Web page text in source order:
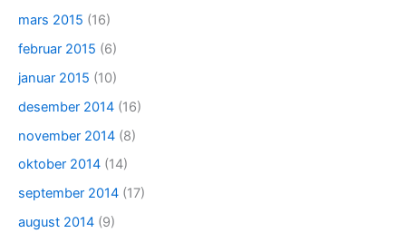
mars 2015 (16)
februar 2015 (6)
januar 2015 (10)
desember 2014 (16)
november 2014 (8)
oktober 2014 (14)
september 2014 (17)
august 2014 (9)